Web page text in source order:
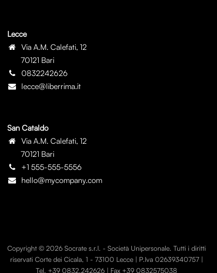
Lecce
Via A.M. Calefati, 12
70121 Bari
0832242626
lecce@liberrima.it
San Cataldo
Via A.M. Calefati, 12
70121 Bari
+1 555-555-5556
hello@mycompany.com
Copyright © 2026 Socrate s.r.l. - Società Unipersonale. Tutti i diritti
riservati Corte dei Cicala, 1 - 73100 Lecce | P.Iva 02639340757 |
Tel. +39 0832.242626 | Fax +39 0832575038